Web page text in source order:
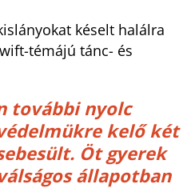
késelt halálra
témájú tánc- és
további nyolc
kelő két
Öt gyerek
állapotban